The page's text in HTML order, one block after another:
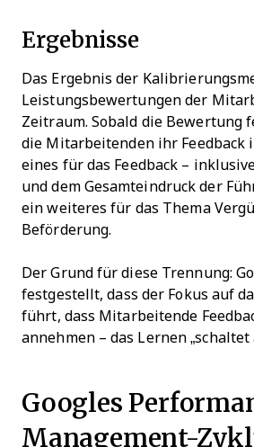
Ergebnisse
Das Ergebnis der
Leistungsbewertungen der
Zeitraum. Sobald die Bewertung
die Mitarbeitenden ihr Feedback
eines für das Feedback –
und dem Gesamteindruck der
ein weiteres für das Thema
Beförderung.
Der Grund für diese Trennung:
festgestellt, dass der Fokus auf
führt, dass Mitarbeitende
annehmen – das Lernen „schaltet
Googles
Management-